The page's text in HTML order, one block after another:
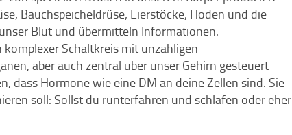
Bauchspeicheldrüse, Eierstöcke, Hoden und die
Blut und übermitteln Informationen.
Schaltkreis mit unzähligen
aber auch zentral über unser Gehirn gesteuert
dass Hormone wie eine DM an deine Zellen sind. Sie
soll: Sollst du runterfahren und schlafen oder eher